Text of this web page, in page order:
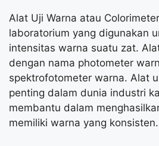
Alat Uji Warna atau
laboratorium yang digunakan
intensitas warna suatu zat.
dengan nama photometer
spektrofotometer warna. Alat
penting dalam dunia industri
membantu dalam
memiliki warna yang konsisten.